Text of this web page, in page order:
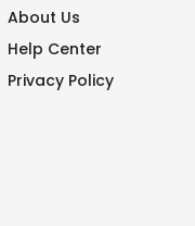
About Us
Help Center
Privacy Policy